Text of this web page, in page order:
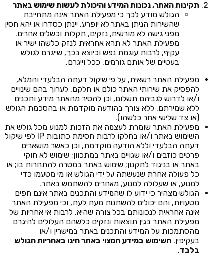
תקינות האתר, נכונות המידע והיכולת לעשות שימוש באתר
הגולש מודע לכך כי מפעילת האתר אינה מתחייבת
שהשירות הניתן באתר לא יופרע, יינתן כסדרו או יהא חסין
מפני גישה לא מורשית, נזקים, תקלות וכשלים אחרים.
מפעילת האתר לא תהא אחראית לנזק כלשהו ישיר או
עקיף, לרבות עוגמת נפש וכיוצא בכך, שייגרם לגולש
בעטיים של אותם גורמים, ככל וייגרם.
מפעילת האתר רשאית, על פי שיקול דעתה הבלעדי והמלא,
להפסיק את שירותי האתר כולם או חלקם, לערוך בהם שינויים
ו/או לדרוש לגביהם תשלום, וכן להסיר מהאתר מידע ותכנים
ללא שמירתם, ללא צורך בהודעה מוקדמת או בהסכמת הגולש
(או צד שלישי אחר כלשהו).
מפעילת האתר שומרת לעצמה את הזכות למנוע מכל גולש את
השימוש באתר ו/או בחלקו לרבות חסימת כתובות IP לפי שיקול
דעתה הבלעדי וללא הודעה מוקדמת, וכן כאשר מושארים
פרטים כוזבים ו/או שגויים באתר במתכוון; שימוש לא חוקי
באתר או בניגוד לתקנון; שימוש באתר במטרה להתחרות בו; או
כל פעולה אחרת שנעשתה על ידי הגולש או מי מטעמו כדי
למנוע, או שעלולה למנוע, מאחרים להשתמש באתר.
הגולש מצהיר כי ידוע לו שהמידע והתכנים באתר אינם חפים
מטעויות, והם יכולים להשתנות מעת לעת, וכי מפעילת האתר
אינה אחראית לנכונותם בכל צורה שהיא, לרבות אי אחריות של
מפעילת האתר בגין תוצאות ונזקים כלשהם העלולים להיגרם
מהסתמכות על המידע והתכנים באתר במישרין ו/או
בעקיפין. השימוש במידע המצוי באתר הינו באחריות הגולש
בלבד.